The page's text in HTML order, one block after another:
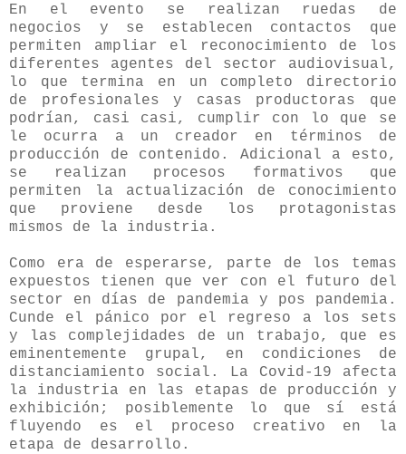
En el evento se realizan ruedas de
negocios y se establecen contactos que
permiten ampliar el reconocimiento de los
diferentes agentes del sector audiovisual,
lo que termina en un completo directorio
de profesionales y casas productoras que
podrían, casi casi, cumplir con lo que se
le ocurra a un creador en términos de
producción de contenido. Adicional a esto,
se realizan procesos formativos que
permiten la actualización de conocimiento
que proviene desde los protagonistas
mismos de la industria.
Como era de esperarse, parte de los temas
expuestos tienen que ver con el futuro del
sector en días de pandemia y pos pandemia.
Cunde el pánico por el regreso a los sets
y las complejidades de un trabajo, que es
eminentemente grupal, en condiciones de
distanciamiento social. La Covid-19 afecta
la industria en las etapas de producción y
exhibición; posiblemente lo que sí está
fluyendo es el proceso creativo en la
etapa de desarrollo.